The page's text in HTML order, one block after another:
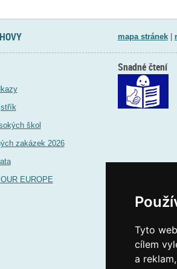
Tyto
cílem
a
mapa stránek|
škol
zakázek 2026
EUROPE
Snadné čtení